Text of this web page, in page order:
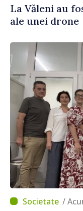
La Văleni au
ale unei drone
/